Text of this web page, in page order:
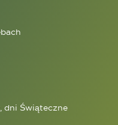
dni Świąteczne